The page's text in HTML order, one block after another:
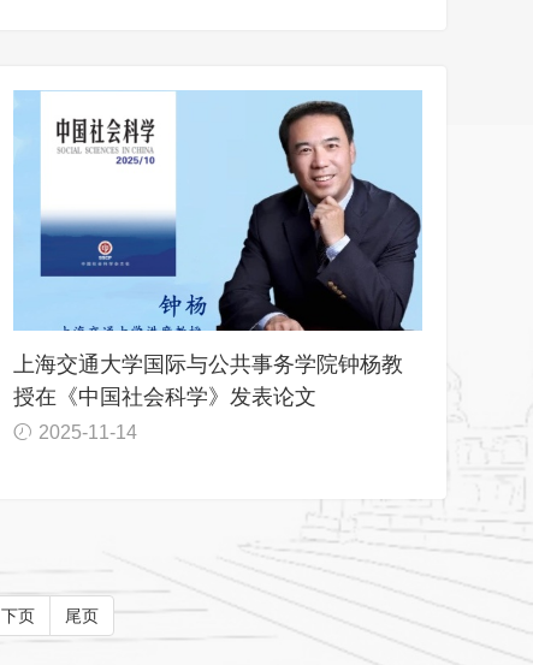
上海交通大学国际与公共事务学院钟杨教
授在《中国社会科学》发表论文
2025-11-14
下页 尾页